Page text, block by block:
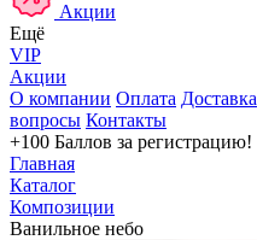
Акции
Ещё
VIP
Акции
О компании Оплата Доставка
вопросы Контакты
+100 Баллов за регистрацию!
Главная
Каталог
Композиции
Ванильное небо